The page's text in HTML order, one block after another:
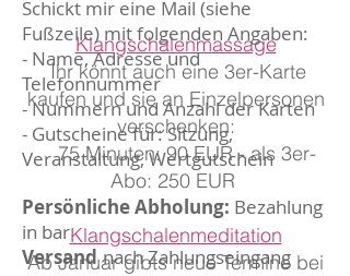
Klangschalenmassage
Ihr könnt auch eine 3er-Karte
kaufen und sie an Einzelpersonen
verschenken:
75 Minuten: 90 EUR - als 3er-
Abo: 250 EUR
Klangschalenmeditation
Ab Januar gibts neue Termine bei
Schickt mir eine Mail (siehe
Fußzeile) mit folgenden Angaben:
- Name, Adresse und
Telefonnummer
- Nummern und Anzahl der Karten
- Gutscheine für: Sitzung,
Veranstaltung, Wertgutschein
Persönliche Abholung: Bezahlung
in bar
Versand nach Zahlungseingang